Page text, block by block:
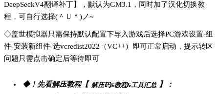
DeepSeekV4翻译补丁】，默认为GM3.1，同时加了汉化切换教
程，可自行选择(＾Ｕ＾)ノ~
◇盖世模拟器只需保持默认配置下导入游戏后选择PC游戏设置-组
件-安装新组件-选vcredist2022（VC++）即可正常启动，提示转区
问题只需点击确定后等待即可
◆！先看解压教程【 解压码&教程&工具汇总 】：